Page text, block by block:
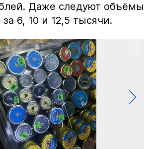
Даже следуют объёмы
6, 10 и 12,5 тысячи.